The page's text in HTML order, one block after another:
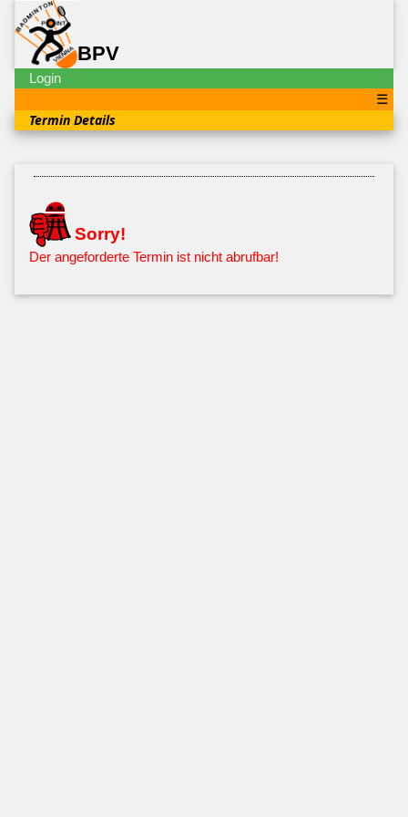
BPV
Login
☰
Termin Details
Sorry!
Der angeforderte Termin ist nicht abrufbar!